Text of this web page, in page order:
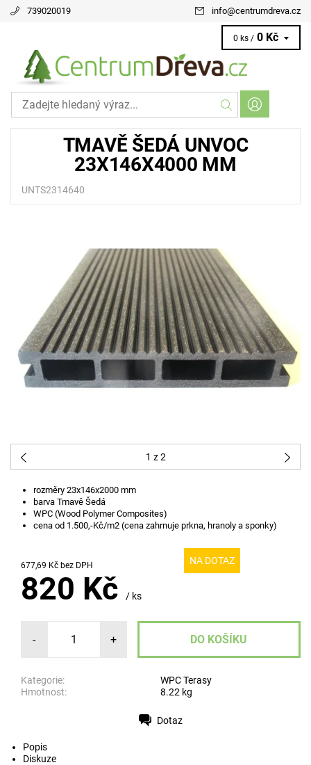
739020019 info@centrumdreva.cz
0 ks / 0 Kč
TMAVĚ ŠEDÁ UNVOC
23X146X4000 MM
UNTS2314640
1 z 2
rozměry 23x146x2000 mm
barva Tmavě Šedá
WPC (Wood Polymer Composites)
cena od 1.500,-Kč/m2 (cena zahrnuje prkna, hranoly a sponky)
677,69 Kč bez DPH NA DOTAZ
820 Kč / ks
- +
Kategorie:
WPC Terasy
Hmotnost:
8.22 kg
Dotaz
Popis
Diskuze